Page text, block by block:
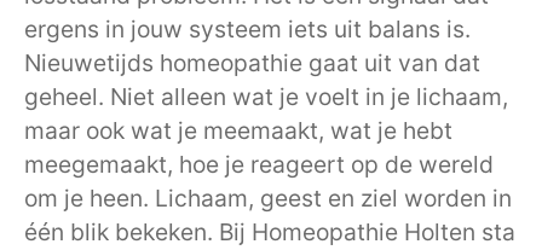
ergens in jouw systeem iets uit balans is.
Nieuwetijds homeopathie gaat uit van dat
geheel. Niet alleen wat je voelt in je lichaam,
maar ook wat je meemaakt, wat je hebt
meegemaakt, hoe je reageert op de wereld
om je heen. Lichaam, geest en ziel worden in
één blik bekeken. Bij Homeopathie Holten sta